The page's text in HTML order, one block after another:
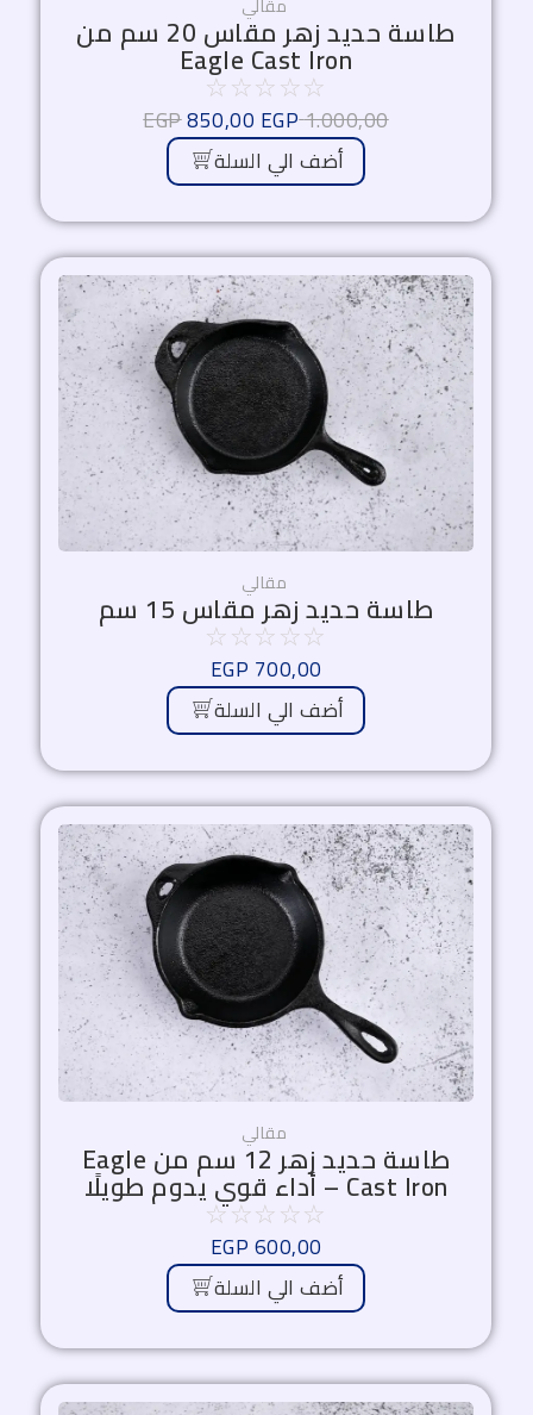
طاسة حديد زهر مقاس 20 سم من
Eagle Cast Iron
☆
☆
☆
1.000,00
EGP850,00EGP
أضف الي السلة
طاسة حديد زهر مقاس 15 سم
☆
☆
☆
700,00
EGP
أضف الي السلة
طاسة حديد زهر 12 سم من Eagle
Cast Iron – أداء قوي يدوم طويلًا
☆
☆
☆
600,00
EGP
أضف الي السلة